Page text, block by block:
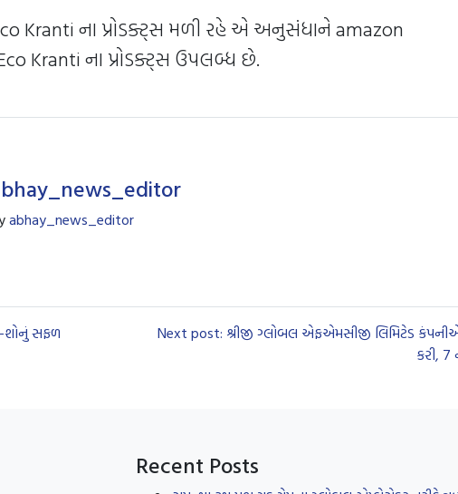
Kranti ના પ્રોડક્ટ્સ મળી રહે એ અનુસંધાને amazon
Kranti ના પ્રોડક્ટ્સ ઉપલબ્ધ છે.
abhay_news_editor
શોનું સફળ
Next post: શ્રીજી ગ્લોબલ એફએમસીજી લિમિટેડ કંપનીએ
કરી,
Recent Posts